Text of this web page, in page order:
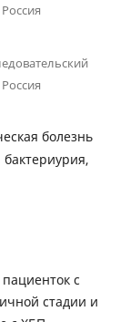
болезнь
с
стадии и